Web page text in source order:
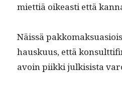
miet­tiä oikeasti että
Näis­sä
hausku­us, että
avoin piik­ki julk­i­sista